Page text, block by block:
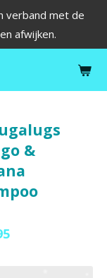
verband met de
afwijken.
&